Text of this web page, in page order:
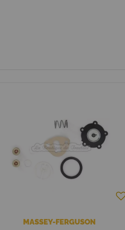
MASSEY-FERGUSON